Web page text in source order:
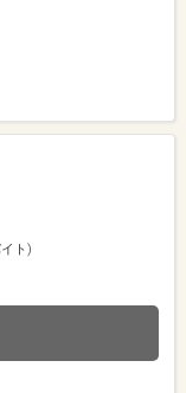
ト)